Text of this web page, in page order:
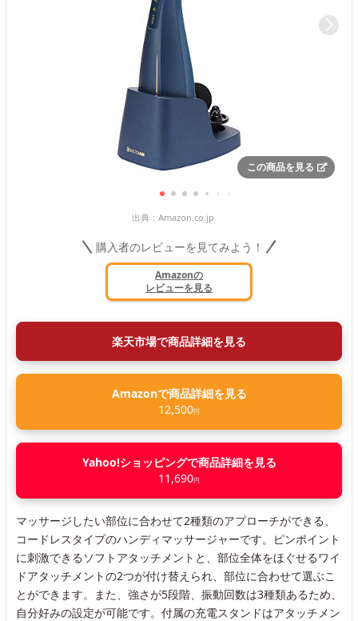
この商品を見る
出典： Amazon.co.jp
購入者のレビューを見てみよう！
Amazonの
レビューを見る
楽天市場で商品詳細を見る
Amazonで商品詳細を見る
12,500円
Yahoo!ショッピングで商品詳細を見る
11,690円
マッサージしたい部位に合わせて2種類のアプローチができる、
コードレスタイプのハンディマッサージャーです。ピンポイント
に刺激できるソフトアタッチメントと、部位全体をほぐせるワイ
ドアタッチメントの2つが付け替えられ、部位に合わせて選ぶこ
とができます。また、強さが5段階、振動回数は3種類あるため、
自分好みの設定が可能です。付属の充電スタンドはアタッチメン